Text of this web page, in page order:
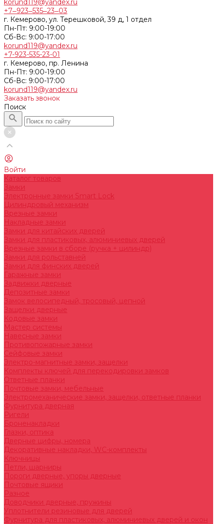
korund119@yandex.ru
+7‒923‒535‒23‒03
г. Кемерово, ул. Терешковой, 39 д, 1 отдел
Пн-Пт: 9:00-19:00
Cб-Вс: 9:00-17:00
korund119@yandex.ru
+7-923-535-23-01
г. Кемерово, пр. Ленина
Пн-Пт: 9:00-19:00
Cб-Вс: 9:00-17:00
korund119@yandex.ru
Заказать звонок
Поиск
Войти
Каталог товаров
Замки
Электронные замки Smart Lock
Цилиндровый механизм
Врезные замки
Накладные замки
Замки для китайских дверей
Замки для пластиковых, алюминиевых дверей
Врезные замки в сборе (ручка + цилиндр)
Замки для рольставней
Замки для финских дверей
Гаражные замки
Задвижки дверные
Депозитные замки
Замок велосипедный, тросовый, цепной
Защелки дверные
Кодовые замки
Мастер системы
Навесные замки
Противопожарные замки
Сейфовые замки
Электро-магнитные замки, защелки
Комплекты ключей для перекодировки замков
Ответные планки
Почтовые замки, мебельные
Электромеханические замки, защелки, ответные планки
Фурнитура дверная
Ригели
Броненакладки
Глазки, оптика
Дверные цифры, номера
Декоративные накладки, WC-комплекты
Ключницы
Петли, шарниры
Пороги дверные, упоры дверные
Почтовые ящики
Разное
Доводчики дверные, пружины
Уплотнители резиновые для дверей
Фурнитура для пластиковых, алюминиевых дверей и окон